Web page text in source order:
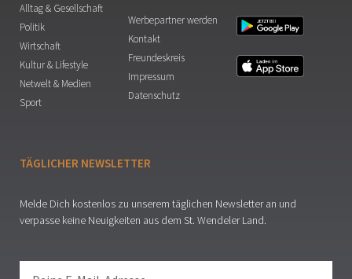
Alltag & Gesellschaft
Politik
Wirtschaft
Kultur & Lifestyle
Netwelt & Medien
Sport
Werbepartner werden
Kontakt
Freundeskreis
Impressum
Datenschutz
TÄGLICHER NEWSLETTER
Melde Dich kostenlos zu unserem täglichen Newsletter an und
verpasse keine Neuigkeiten aus dem St. Wendeler Land.